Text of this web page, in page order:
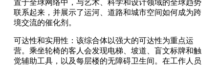
置于全球网络中，与艺术、科学和设计领域的全球趋势
联系起来，并展示了运河、道路和城市空间如何成为跨
境交流的催化剂。
可达性和实用性：该综合体以强大的可达性为重点运
营。乘坐轮椅的客人会发现电梯、坡道、盲文标牌和触
觉辅助工具，以及每层楼的无障碍卫生间。在工作人员